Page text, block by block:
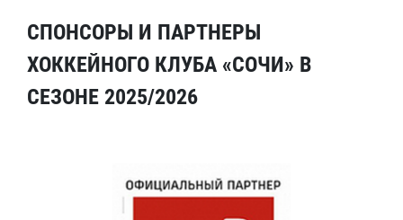
СПОНСОРЫ И ПАРТНЕРЫ
ХОККЕЙНОГО КЛУБА «СОЧИ» В
СЕЗОНЕ 2025/2026